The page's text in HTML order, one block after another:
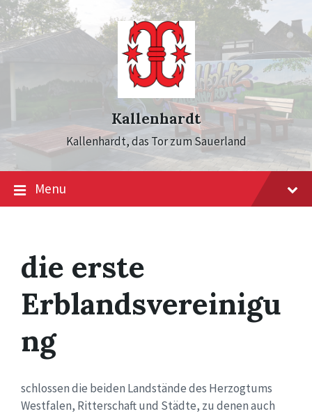
Skip
to
content
Skip
to
main
navigation
Skip
to
footer
Kallenhardt
Kallenhardt, das Tor zum Sauerland
Menu
die erste
Erblandsvereinigu
ng
schlossen die beiden Landstände des Herzogtums
Westfalen, Ritterschaft und Städte, zu denen auch